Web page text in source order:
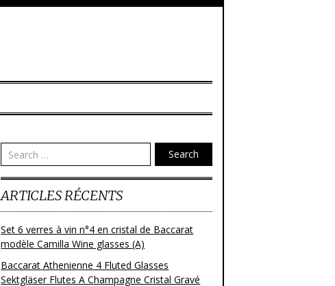
Search
ARTICLES RÉCENTS
Set 6 verres à vin n°4 en cristal de Baccarat
modèle Camilla Wine glasses (A)
Baccarat Athenienne 4 Fluted Glasses
Sektgläser Flutes A Champagne Cristal Gravé